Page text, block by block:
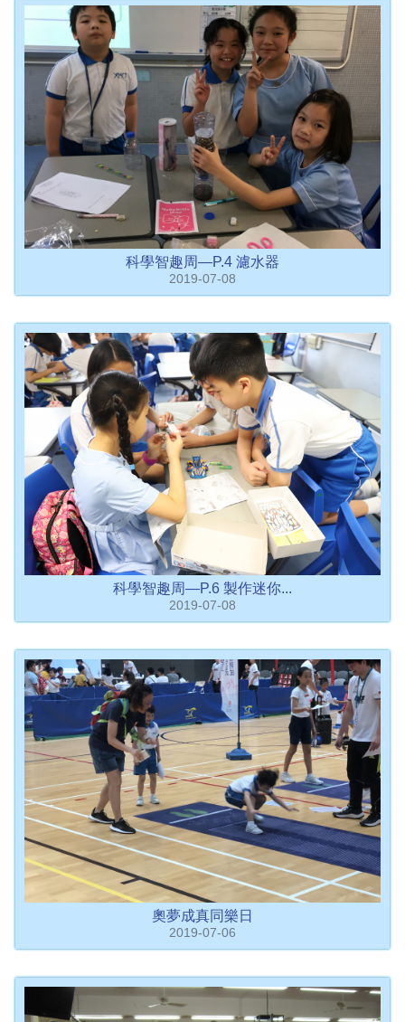
科學智趣周—P.4 濾水器
2019-07-08
科學智趣周—P.6 製作迷你...
2019-07-08
奧夢成真同樂日
2019-07-06